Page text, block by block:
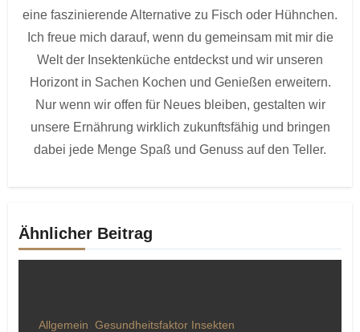
eine faszinierende Alternative zu Fisch oder Hühnchen.
Ich freue mich darauf, wenn du gemeinsam mit mir die
Welt der Insektenküche entdeckst und wir unseren
Horizont in Sachen Kochen und Genießen erweitern.
Nur wenn wir offen für Neues bleiben, gestalten wir
unsere Ernährung wirklich zukunftsfähig und bringen
dabei jede Menge Spaß und Genuss auf den Teller.
Ähnlicher Beitrag
Allgemein Gesundheitsfaktor Insekten